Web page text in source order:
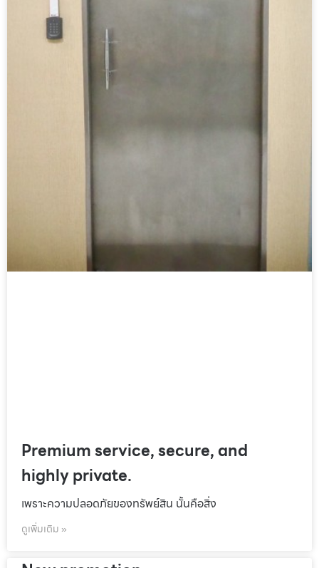
Premium service, secure, and
highly private.
เพราะความปลอดภัยของทรัพย์สิน นั้นคือสิ่ง
ดูเพิ่มเติม »